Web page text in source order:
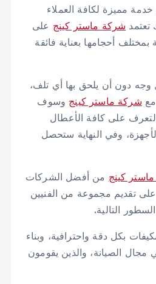
مميزة لكافة العملاء
شركة ماستر كينج على
أحجامها بعناية فائقة
دون أن يلحق بها أي تلف،
شركة ماستر كينج وسوف
على كافة الأعطال
وفي النهاية ستحصل
كينج من أفضل الشركات
تقديم مجموعة من الفنيين
التالية.
بكل دقة واحترافية، وبناء
الصيانة، والذين يقومون